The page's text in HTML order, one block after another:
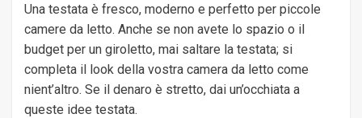
Una testata è fresco, moderno e perfetto per piccole
camere da letto. Anche se non avete lo spazio o il
budget per un giroletto, mai saltare la testata; si
completa il look della vostra camera da letto come
nient’altro. Se il denaro è stretto, dai un’occhiata a
queste idee testata.